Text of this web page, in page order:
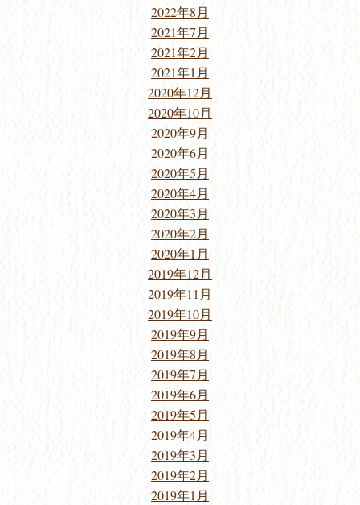
2022年8月
2021年7月
2021年2月
2021年1月
2020年12月
2020年10月
2020年9月
2020年6月
2020年5月
2020年4月
2020年3月
2020年2月
2020年1月
2019年12月
2019年11月
2019年10月
2019年9月
2019年8月
2019年7月
2019年6月
2019年5月
2019年4月
2019年3月
2019年2月
2019年1月